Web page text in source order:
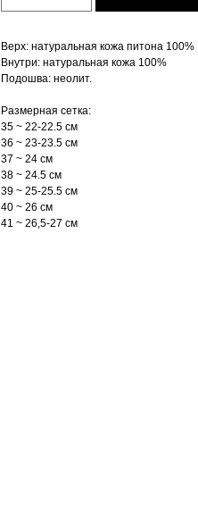
Верх: натуральная кожа питона 100%
Внутри: натуральная кожа 100%
Подошва: неолит.
Размерная сетка:
35 ~ 22-22.5 cм
36 ~ 23-23.5 cм
37 ~ 24 cм
38 ~ 24.5 см
39 ~ 25-25.5 см
40 ~ 26 см
41 ~ 26,5-27 см